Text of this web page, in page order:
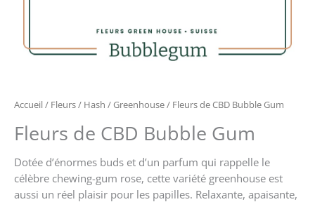
Accueil/ Fleurs / Hash /Greenhouse/ Fleurs de CBD Bubble Gum
Fleurs de CBD Bubble Gum
Dotée d’énormes buds et d’un parfum qui rappelle le
célèbre chewing-gum rose, cette variété greenhouse est
aussi un réel plaisir pour les papilles. Relaxante, apaisante,